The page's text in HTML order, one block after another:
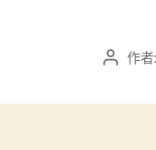
文 作者: